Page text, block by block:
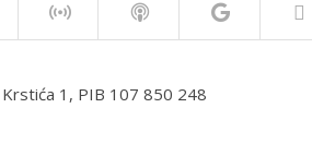
1, PIB 107 850 248